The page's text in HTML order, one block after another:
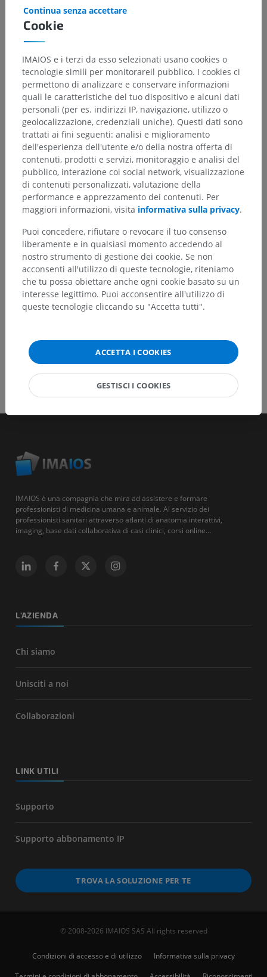
Sostanza grigia>
Nucleo commissurale del nervo vago
Strutture sottostanti:
soggiacenti per questa parte anatomica
Traduzioni
Hai notato un errore?
Non esitare a suggerire una correzione, traduzione o
un miglioramento dei contenuti.
Segnala un problema
SCARICA L'APP
IMAIOS è una compagnia che mira ad assistere e formare
professionisti di medicina umana e animale. Al servizio dei
professionisti sanitari attraverso atlanti di anatomia interattivi,
imaging, base dati collaborativa di casi clinici, corsi online...
L'AZIENDA
Chi siamo
Unisciti a noi
Collaborazioni
LINK UTILI
Supporto
Supporto abbonamento IP
TROVA LA SOLUZIONE PER TE
© 2008-2026 IMAIOS SAS All rights reserved
Condizioni di accesso e di utilizzo
Informativa sulla privacy
Cookie
Continua senza accettare
IMAIOS e i terzi da esso selezionati usano cookies o
tecnologie simili per monitorareil pubblico. I cookies ci
permettono di analizzare e conservare informazioni
quali le caratteristiche del tuo dispositivo e alcuni dati
personali (per es. indirizzi IP, navigazione, utilizzo o
geolocalizzazione, credenziali uniche). Questi dati sono
trattati ai fini seguenti: analisi e miglioramento
dell'esperienza dell'utente e/o della nostra offerta di
contenuti, prodotti e servizi, monitoraggio e analisi del
pubblico, interazione coi social network, visualizzazione
di contenuti personalizzati, valutazione della
performance e apprezzamento dei contenuti. Per
maggiori informazioni, visita informativa sulla privacy.
Puoi concedere, rifiutare o revocare il tuo consenso
liberamente e in qualsiasi momento accedendo al
nostro strumento di gestione dei cookie. Se non
acconsenti all'utilizzo di queste tecnologie, riteniamo
che tu possa obiettare anche ogni cookie basato su un
interesse legittimo. Puoi acconsentire all'utilizzo di
queste tecnologie cliccando su "Accetta tutti".
ACCETTA I COOKIES
GESTISCI I COOKIES